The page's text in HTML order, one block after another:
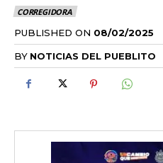
CORREGIDORA
PUBLISHED ON 08/02/2025
BY NOTICIAS DEL PUEBLITO